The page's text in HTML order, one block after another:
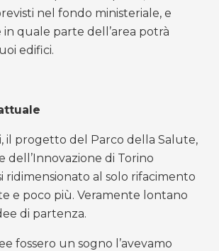
nel fondo ministeriale, e
quale parte dell’area potrà
edifici.
il progetto del Parco della Salute,
dell’Innovazione di Torino
ridimensionato al solo rifacimento
e poco più. Veramente lontano
di partenza.
fossero un sogno l’avevamo